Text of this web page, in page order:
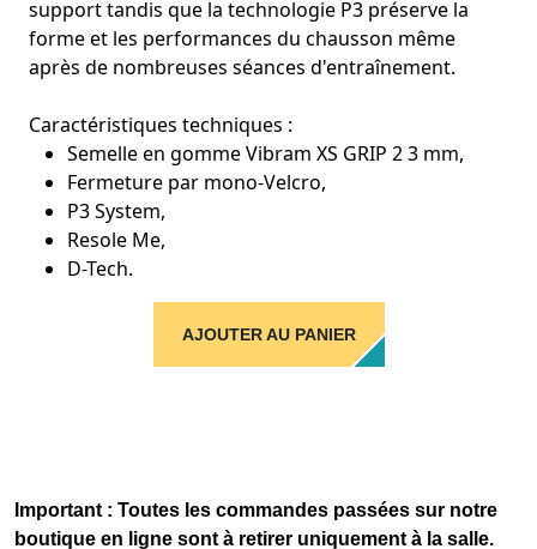
support tandis que la technologie P3 préserve la
forme et les performances du chausson même
après de nombreuses séances d'entraînement.
Caractéristiques techniques :
Semelle en gomme Vibram XS GRIP 2 3 mm,
Fermeture par mono-Velcro,
P3 System,
Resole Me,
D-Tech.
AJOUTER AU PANIER
Important : Toutes les commandes passées sur notre
boutique en ligne sont à retirer uniquement à la salle.